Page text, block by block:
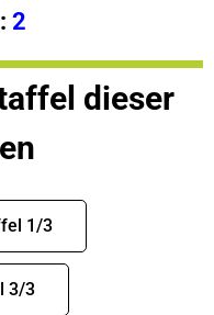
2
dieser
1/3
3/3